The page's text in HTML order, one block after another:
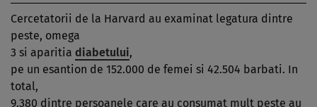
Cercetatorii de la Harvard au examinat legatura dintre
peste, omega
3 si aparitia diabetului,
pe un esantion de 152.000 de femei si 42.504 barbati. In
total,
9.380 dintre persoanele care au consumat mult peste au